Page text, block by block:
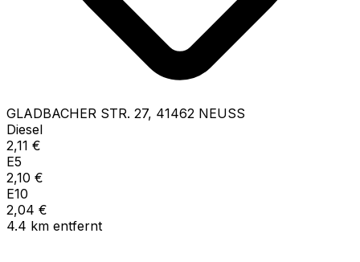
GLADBACHER STR. 27, 41462 NEUSS
Diesel
2,11 €
E5
2,10 €
E10
2,04 €
4.4 km entfernt